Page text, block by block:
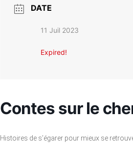
DATE
11 Juil 2023
Expired!
Contes sur le
Histoires de s’égarer pour mieux se